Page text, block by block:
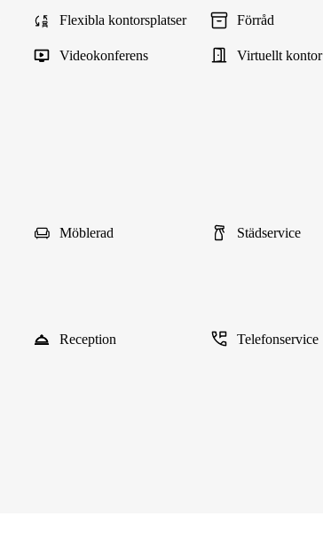
Flexibla kontorsplatser Förråd
Videokonferens Virtuellt kontor
Möblerad Städservice
Reception Telefonservice